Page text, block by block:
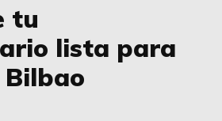
tu
lista para
Bilbao